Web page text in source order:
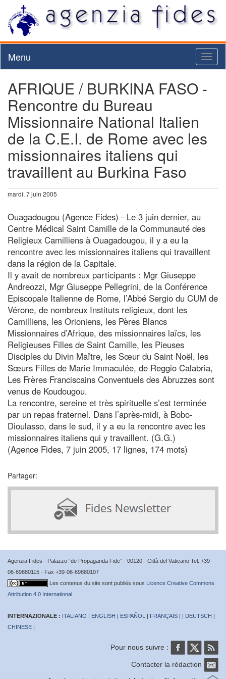
Menu
AFRIQUE / BURKINA FASO -
Rencontre du Bureau
Missionnaire National Italien
de la C.E.I. de Rome avec les
missionnaires italiens qui
travaillent au Burkina Faso
mardi, 7 juin 2005
Ouagadougou (Agence Fides) - Le 3 juin dernier, au
Centre Médical Saint Camille de la Communauté des
Religieux Camilliens à Ouagadougou, il y a eu la
rencontre avec les missionnaires italiens qui travaillent
dans la région de la Capitale.
Il y avait de nombreux participants : Mgr Giuseppe
Andreozzi, Mgr Giuseppe Pellegrini, de la Conférence
Episcopale Italienne de Rome, l’Abbé Sergio du CUM de
Vérone, de nombreux Instituts religieux, dont les
Camilliens, les Orioniens, les Pères Blancs
Missionnaires d’Afrique, des missionnaires laïcs, les
Religieuses Filles de Saint Camille, les Pieuses
Disciples du Divin Maître, les Sœur du Saint Noël, les
Sœurs Filles de Marie Immaculée, de Reggio Calabria,
Les Frères Franciscains Conventuels des Abruzzes sont
venus de Koudougou.
La rencontre, sereine et très spirituelle s’est terminée
par un repas fraternel. Dans l’après-midi, à Bobo-
Dioulasso, dans le sud, il y a eu la rencontre avec les
missionnaires italiens qui y travaillent. (G.G.)
(Agence Fides, 7 juin 2005, 17 lignes, 174 mots)
Partager:
Agenzia Fides - Palazzo “de Propaganda Fide” - 00120 - Città del Vaticano Tel. +39-
06-69880115 - Fax +39-06-69880107
Les contenus du site sont publiés sous Licence Creative Commons
Attribution 4.0 International
INTERNAZIONALE : ITALIANO | ENGLISH | ESPAÑOL | FRANÇAIS | | DEUTSCH |
CHINESE |
Pour nous suivre :
Contacter la rédaction